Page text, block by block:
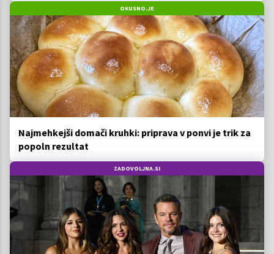
OKUSNO.JE
Najmehkejši domači kruhki: priprava v ponvi je trik za
popoln rezultat
ZADOVOLJNA.SI